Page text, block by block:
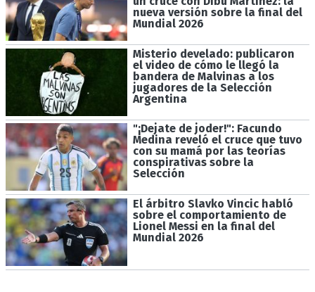
nueva versión sobre la final del
Mundial 2026
Misterio develado: publicaron
el video de cómo le llegó la
bandera de Malvinas a los
jugadores de la Selección
Argentina
"¡Dejate de joder!": Facundo
Medina reveló el cruce que tuvo
con su mamá por las teorías
conspirativas sobre la
Selección
El árbitro Slavko Vincic habló
sobre el comportamiento de
Lionel Messi en la final del
Mundial 2026